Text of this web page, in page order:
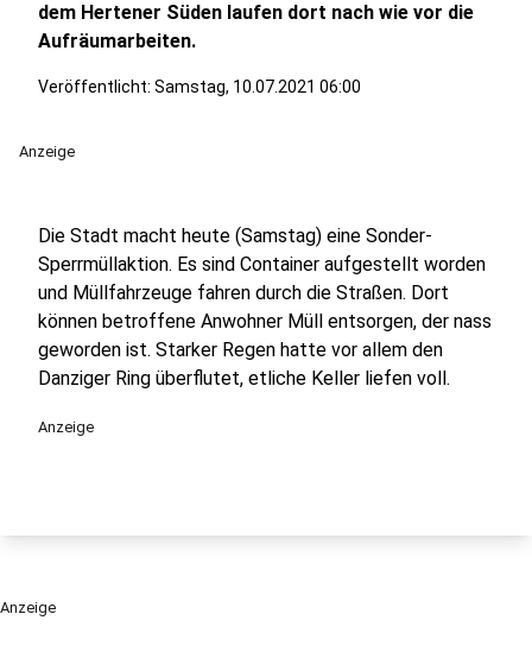
dem Hertener Süden laufen dort nach wie vor die
Aufräumarbeiten.
Veröffentlicht: Samstag, 10.07.2021 06:00
Anzeige
Die Stadt macht heute (Samstag) eine Sonder-
Sperrmüllaktion. Es sind Container aufgestellt worden
und Müllfahrzeuge fahren durch die Straßen. Dort
können betroffene Anwohner Müll entsorgen, der nass
geworden ist. Starker Regen hatte vor allem den
Danziger Ring überflutet, etliche Keller liefen voll.
Anzeige
Anzeige